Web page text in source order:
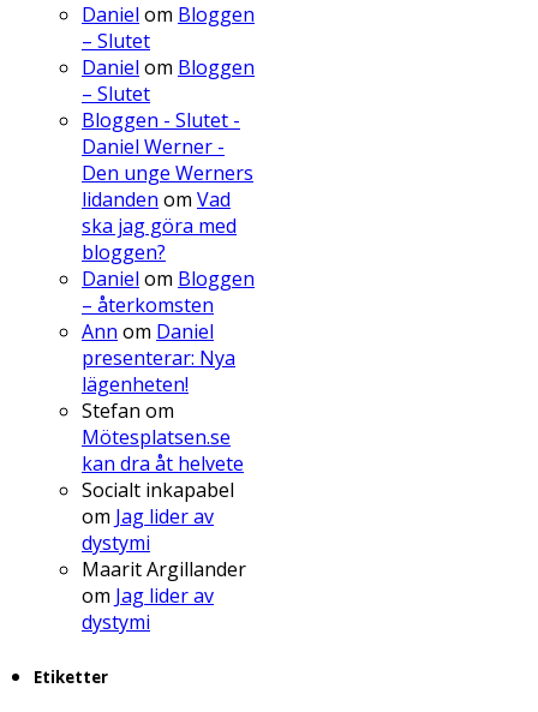
Daniel om Bloggen
– Slutet
Daniel om Bloggen
– Slutet
Bloggen - Slutet -
Daniel Werner -
Den unge Werners
lidanden om Vad
ska jag göra med
bloggen?
Daniel om Bloggen
– återkomsten
Ann om Daniel
presenterar: Nya
lägenheten!
Stefan om
Mötesplatsen.se
kan dra åt helvete
Socialt inkapabel
om Jag lider av
dystymi
Maarit Argillander
om Jag lider av
dystymi
Etiketter